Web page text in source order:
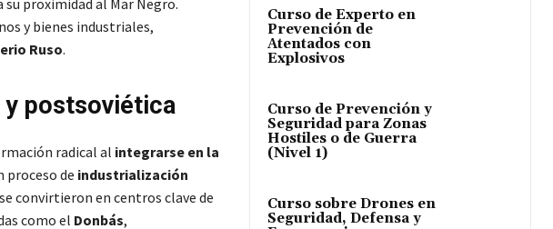
su proximidad al Mar Negro.
y bienes industriales,
Ruso​.
y postsoviética
radical al integrarse en la
proceso de industrialización
convirtieron en centros clave de
como el Donbás,
Curso de Experto en
Prevención de
Atentados con
Explosivos
Curso de Prevención y
Seguridad para Zonas
Hostiles o de Guerra
(Nivel 1)
Curso sobre Drones en
Seguridad, Defensa y